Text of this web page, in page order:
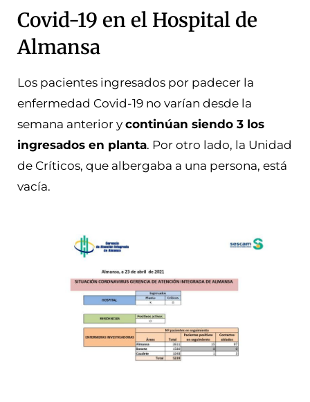
Covid-19 en el Hospital de
Almansa
Los pacientes ingresados por padecer la
enfermedad Covid-19 no varían desde la
semana anterior y continúan siendo 3 los
ingresados en planta. Por otro lado, la Unidad
de Críticos, que albergaba a una persona, está
vacía.